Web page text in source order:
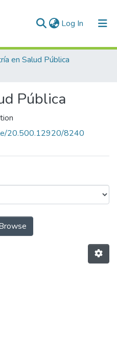
Log In (current)
en Salud Pública
Pública
20.500.12920/8240
Salud Pública by